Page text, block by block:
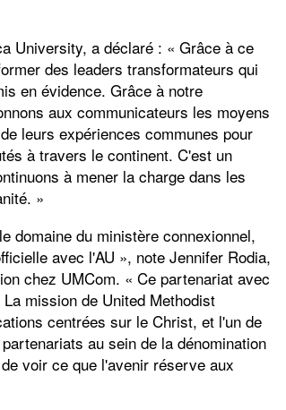
University, a déclaré : « Grâce à ce
des leaders transformateurs qui
en évidence. Grâce à notre
aux communicateurs les moyens
leurs expériences communes pour
à travers le continent. C'est un
à mener la charge dans les
»
domaine du ministère connexionnel,
avec l'AU », note Jennifer Rodia,
chez UMCom. « Ce partenariat avec
mission de United Methodist
centrées sur le Christ, et l'un de
au sein de la dénomination
voir ce que l'avenir réserve aux